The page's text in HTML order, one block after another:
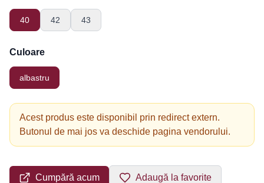
40 42 43
Culoare
albastru
Acest produs este disponibil prin redirect extern.
Butonul de mai jos va deschide pagina vendorului.
Cumpără acum Adaugă la favorite